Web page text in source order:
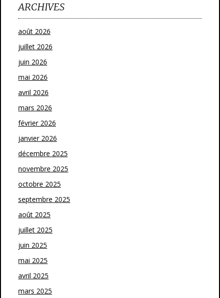
ARCHIVES
août 2026
juillet 2026
juin 2026
mai 2026
avril 2026
mars 2026
février 2026
janvier 2026
décembre 2025
novembre 2025
octobre 2025
septembre 2025
août 2025
juillet 2025
juin 2025
mai 2025
avril 2025
mars 2025